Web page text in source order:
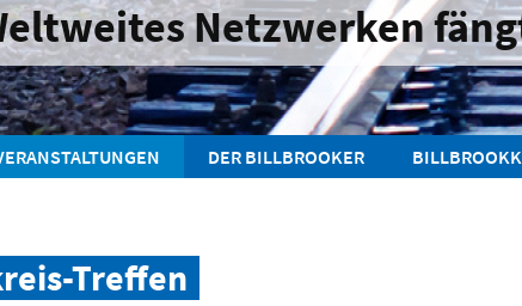
Netzwerken
DER BILLBROOKER
Treffen